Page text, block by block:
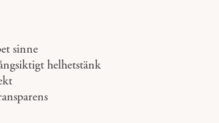
sinne
helhetstänk